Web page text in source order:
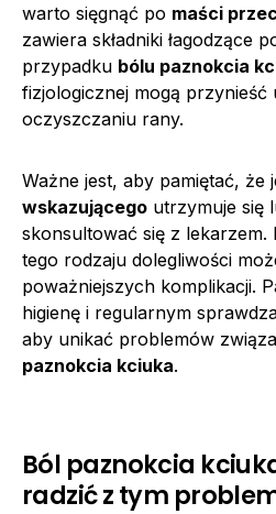
warto sięgnąć po maści
zawiera składniki łagodzące
przypadku bólu paznokcia
fizjologicznej mogą przynieść
oczyszczaniu rany.
Ważne jest, aby pamiętać, że
wskazującego utrzymuje się
skonsultować się z lekarzem.
tego rodzaju dolegliwości
poważniejszych komplikacji.
higienę i regularnym
aby unikać problemów
paznokcia kciuka.
Ból paznokcia
radzić z tym